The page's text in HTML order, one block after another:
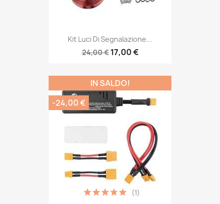
Kit Luci Di Segnalazione...
24,00 € 17,00 €
(1)
IN SALDO!
-24,00 €